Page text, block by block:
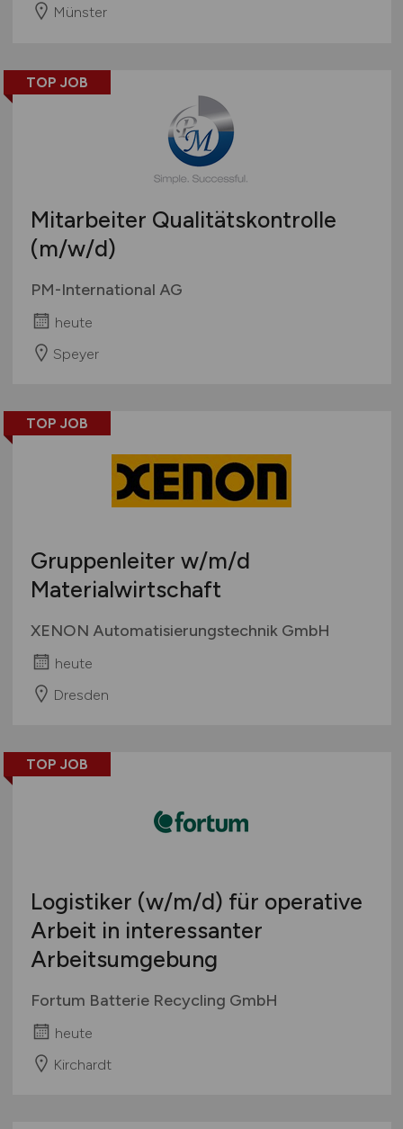
Münster
TOP JOB
Mitarbeiter Qualitätskontrolle
(m/w/d)
PM-International AG
heute
Speyer
TOP JOB
Gruppenleiter w/m/d
Materialwirtschaft
XENON Automatisierungstechnik GmbH
heute
Dresden
TOP JOB
Logistiker (w/m/d) für operative
Arbeit in interessanter
Arbeitsumgebung
Fortum Batterie Recycling GmbH
heute
Kirchardt